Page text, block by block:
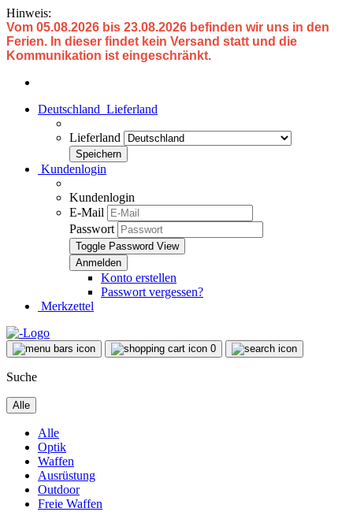
Hinweis:
Vom 05.08.2026 bis 23.08.2026 befinden wir uns in den
Ferien. In dieser findet kein Versand statt und die
Kommunikation ist eingeschränkt.
Deutschland Lieferland
Lieferland
Kundenlogin
Kundenlogin
E-Mail
Passwort
Toggle Password View
Konto erstellen
Passwort vergessen?
Merkzettel
0
Suche
Alle
Alle
Optik
Waffen
Ausrüstung
Outdoor
Freie Waffen